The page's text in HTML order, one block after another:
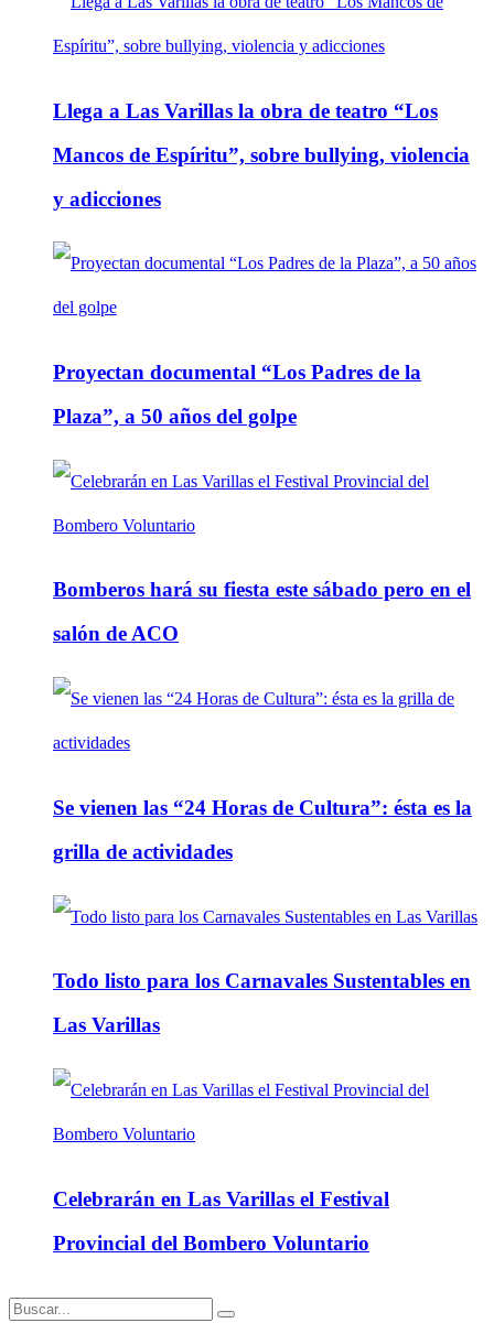
Llega a Las Varillas la obra de teatro “Los
Mancos de Espíritu”, sobre bullying, violencia
y adicciones
Proyectan documental “Los Padres de la
Plaza”, a 50 años del golpe
Bomberos hará su fiesta este sábado pero en el
salón de ACO
Se vienen las “24 Horas de Cultura”: ésta es la
grilla de actividades
Todo listo para los Carnavales Sustentables en
Las Varillas
Celebrarán en Las Varillas el Festival
Provincial del Bombero Voluntario